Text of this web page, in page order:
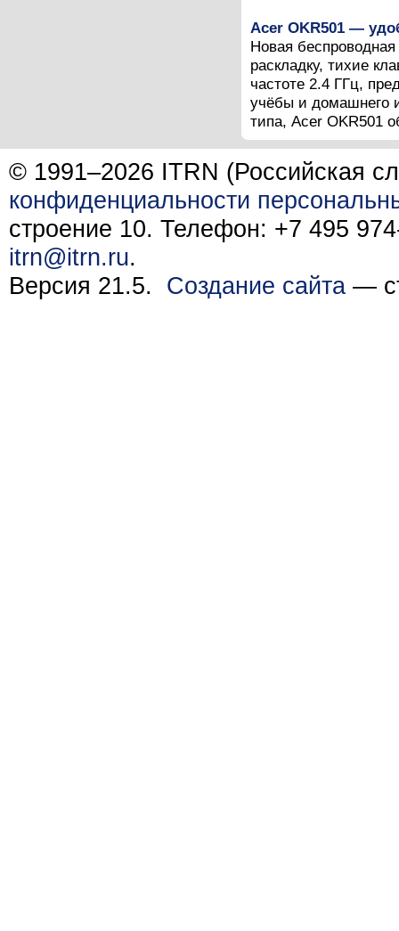
Acer OKR501 —
Новая
раскладку, тихие
частоте 2.4 ГГц,
учёбы и домашнего
типа, Acer OKR501
© 1991–2026 ITRN (Российская
конфиденциальности
строение 10. Телефон: +7 495
itrn@itrn.ru.
Версия 21.5. Создание сайта —